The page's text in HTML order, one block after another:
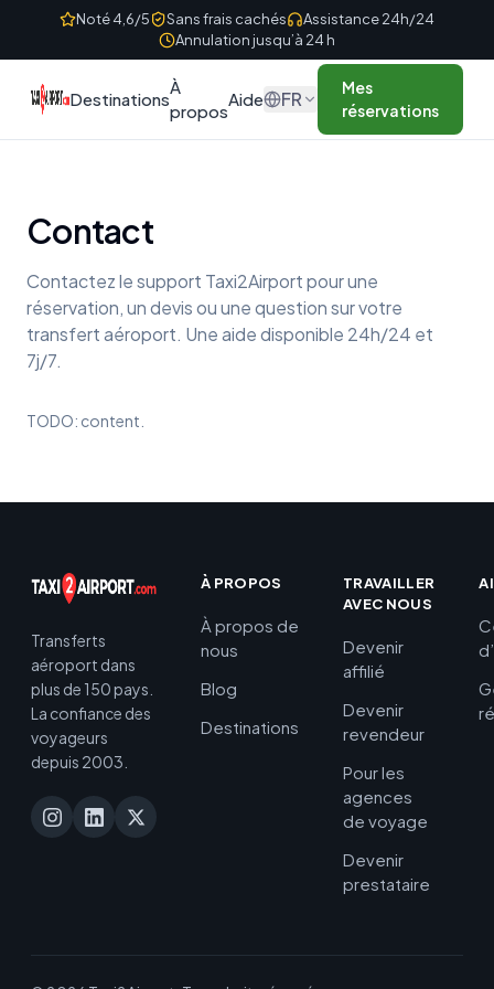
Skip to content
Noté 4,6/5 Sans frais cachés
Assistance 24h/24
Annulation jusqu’à 24 h
Destinations
À
propos
Aide FR
Mes
réservations
Contact
Contactez le support Taxi2Airport pour une
réservation, un devis ou une question sur votre
transfert aéroport. Une aide disponible 24h/24 et
7j/7.
TODO: content.
Transferts
aéroport dans
plus de 150 pays.
La confiance des
voyageurs
depuis 2003.
À PROPOS
À propos de
nous
Blog
Destinations
TRAVAILLER
AVEC NOUS
Devenir
affilié
Devenir
revendeur
Pour les
agences
de voyage
Devenir
prestataire